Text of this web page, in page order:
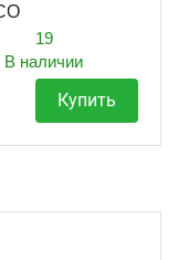
19
В наличии
Купить